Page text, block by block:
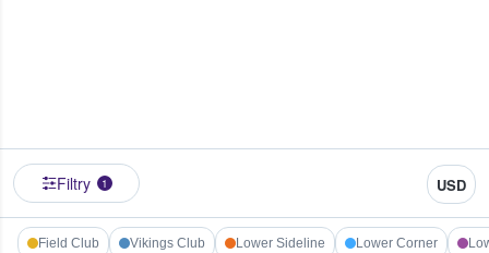
Filtry 1 USD
Field Club Vikings Club Lower Sideline Lower Corner